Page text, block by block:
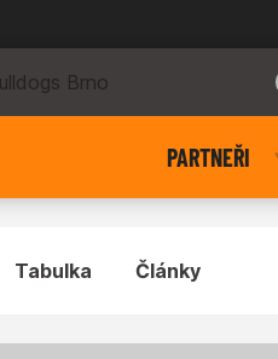
PARTNEŘI
Tabulka Články